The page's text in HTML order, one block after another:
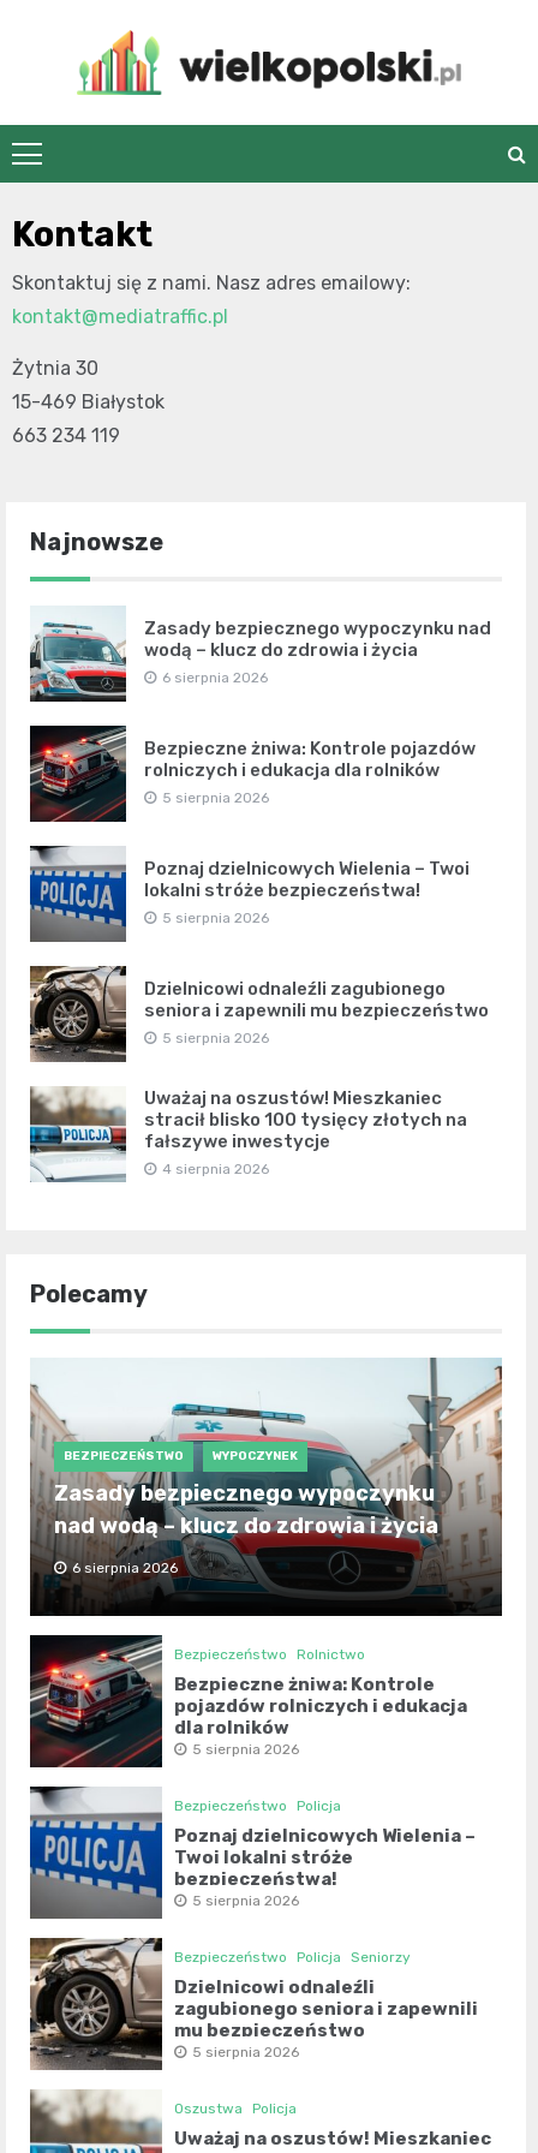
wielkopolski.pl
Kontakt
Skontaktuj się z nami. Nasz adres emailowy:
kontakt@mediatraffic.pl
Żytnia 30
15-469 Białystok
663 234 119
Najnowsze
Zasady bezpiecznego wypoczynku nad
wodą – klucz do zdrowia i życia
6 sierpnia 2026
Bezpieczne żniwa: Kontrole pojazdów
rolniczych i edukacja dla rolników
5 sierpnia 2026
Poznaj dzielnicowych Wielenia – Twoi
lokalni stróże bezpieczeństwa!
5 sierpnia 2026
Dzielnicowi odnaleźli zagubionego
seniora i zapewnili mu bezpieczeństwo
5 sierpnia 2026
Uważaj na oszustów! Mieszkaniec
stracił blisko 100 tysięcy złotych na
fałszywe inwestycje
4 sierpnia 2026
Polecamy
BEZPIECZEŃSTWO WYPOCZYNEK
Zasady bezpiecznego wypoczynku
nad wodą – klucz do zdrowia i życia
6 sierpnia 2026
Bezpieczeństwo Rolnictwo
Bezpieczne żniwa: Kontrole
pojazdów rolniczych i edukacja
dla rolników
5 sierpnia 2026
Bezpieczeństwo Policja
Poznaj dzielnicowych Wielenia –
Twoi lokalni stróże
bezpieczeństwa!
5 sierpnia 2026
Bezpieczeństwo Policja Seniorzy
Dzielnicowi odnaleźli
zagubionego seniora i zapewnili
mu bezpieczeństwo
5 sierpnia 2026
Oszustwa Policja
Uważaj na oszustów! Mieszkaniec